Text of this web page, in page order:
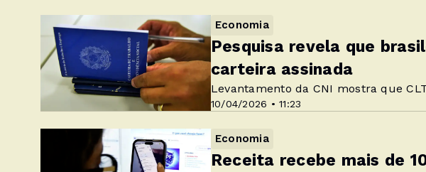
Economia
10/04/2026 • 11:23
Pesquisa revela que
carteira assinada
Levantamento da CNI mostra que
Economia
Receita recebe mais de